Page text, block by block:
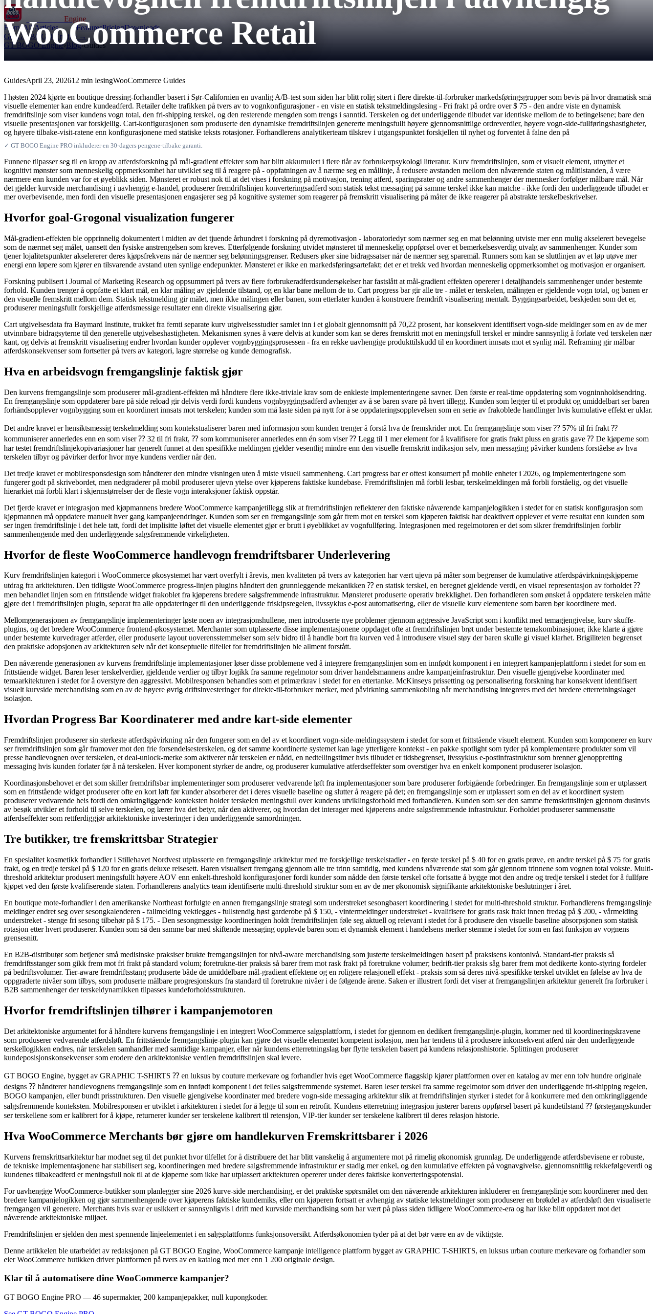
Engine
Home All Articles FeaturesPricingDownloads
Get GT BOGO Engine →
GT BOGO Engine›Blog›Guides
WooCommerce Retail
GuidesApril 23, 202612 min lesingWooCommerce Guides
I høsten 2024 kjørte en boutique dressing-forhandler basert i Sør-Californien en uvanlig A/B-test som siden har blitt rolig sitert i flere direkte-til-forbruker markedsføringsgrupper som bevis på hvor dramatisk små
visuelle elementer kan endre kundeadferd. Retailer delte trafikken på tvers av to vognkonfigurasjoner - en viste en statisk tekstmeldingslesing - Fri frakt på ordre over $ 75 - den andre viste en dynamisk
fremdriftslinje som viser kundens vogn total, den fri-shipping terskel, og den resterende mengden som trengs i sanntid. Terskelen og det underliggende tilbudet var identiske mellom de to betingelsene; bare den
visuelle presentasjonen var forskjellig. Cart-konfigurasjonen som produserte den dynamiske fremdriftslinjen genererte meningsfullt høyere gjennomsnittlige ordreverdier, høyere vogn-side-fullføringshastigheter,
og høyere tilbake-visit-ratene enn konfigurasjonene med statiske teksts rotasjoner. Forhandlerens analytikerteam tilskrev i utgangspunktet forskjellen til nyhet og forventet å falne den på
✓ GT BOGO Engine PRO inkluderer en 30-dagers pengene-tilbake garanti.
Funnene tilpasser seg til en kropp av atferdsforskning på mål-gradient effekter som har blitt akkumulert i flere tiår av forbrukerpsykologi litteratur. Kurv fremdriftslinjen, som et visuelt element, utnytter et
kognitivt mønster som menneskelig oppmerksomhet har utviklet seg til å reagere på - oppfatningen av å nærme seg en mållinje, å redusere avstanden mellom den nåværende staten og måltilstanden, å være
nærmere enn kunden var for et øyeblikk siden. Mønsteret er robust nok til at det vises i forskning på motivasjon, trening atferd, sparingsrater og andre sammenhenger der mennesker forfølger målbare mål. Når
det gjelder kurvside merchandising i uavhengig e-handel, produserer fremdriftslinjen konverteringsadferd som statisk tekst messaging på samme terskel ikke kan matche - ikke fordi den underliggende tilbudet er
mer overbevisende, men fordi den visuelle presentasjonen engasjerer seg på kognitive systemer som reagerer på fremskritt visualisering på måter de ikke reagerer på abstrakte terskelbeskrivelser.
Hvorfor goal-Grogonal visualization fungerer
Mål-gradient-effekten ble opprinnelig dokumentert i midten av det tjuende århundret i forskning på dyremotivasjon - laboratoriedyr som nærmer seg en mat belønning utviste mer enn mulig akselerert bevegelse
som de nærmet seg målet, uansett den fysiske anstrengelsen som kreves. Etterfølgende forskning utvidet mønsteret til menneskelig oppførsel over et bemerkelsesverdig utvalg av sammenhenger. Kunder som
tjener lojalitetspunkter akselererer deres kjøpsfrekvens når de nærmer seg belønningsgrenser. Redusers øker sine bidragssatser når de nærmer seg sparemål. Runners som kan se sluttlinjen av et løp utøve mer
energi enn løpere som kjører en tilsvarende avstand uten synlige endepunkter. Mønsteret er ikke en markedsføringsartefakt; det er et trekk ved hvordan menneskelig oppmerksomhet og motivasjon er organisert.
Forskning publisert i Journal of Marketing Research og oppsummert på tvers av flere forbrukeradferdsundersøkelser har fastslått at mål-gradient effekten opererer i detaljhandels sammenhenger under bestemte
forhold. Kunden trenger å oppfatte et klart mål, en klar måling av gjeldende tilstand, og en klar bane mellom de to. Cart progress bar gir alle tre - målet er terskelen, målingen er gjeldende vogn total, og banen er
den visuelle fremskritt mellom dem. Statisk tekstmelding gir målet, men ikke målingen eller banen, som etterlater kunden å konstruere fremdrift visualisering mentalt. Byggingsarbeidet, beskjeden som det er,
produserer meningsfullt forskjellige atferdsmessige resultater enn direkte visualisering gjør.
Cart utgivelsesdata fra Baymard Institute, trukket fra femti separate kurv utgivelsesstudier samlet inn i et globalt gjennomsnitt på 70,22 prosent, har konsekvent identifisert vogn-side meldinger som en av de mer
utvinnbare bidragsyterne til den generelle utgivelseshastigheten. Mekanismen synes å være delvis at kunder som kan se deres fremskritt mot en meningsfull terskel er mindre sannsynlig å forlate ved terskelen nær
kant, og delvis at fremskritt visualisering endrer hvordan kunder opplever vognbyggingsprosessen - fra en rekke uavhengige produkttilskudd til en koordinert innsats mot et synlig mål. Reframing gir målbar
atferdskonsekvenser som fortsetter på tvers av kategori, lagre størrelse og kunde demografisk.
Hva en arbeidsvogn fremgangslinje faktisk gjør
Den kurvens fremgangslinje som produserer mål-gradient-effekten må håndtere flere ikke-triviale krav som de enkleste implementeringene savner. Den første er real-time oppdatering som vogninnholdsendring.
En fremgangslinje som oppdaterer bare på side reload gir delvis verdi fordi kundens vognbyggingsadferd avhenger av å se baren svare på hvert tillegg. Kunden som legger til et produkt og umiddelbart ser baren
forhåndsopplever vognbygging som en koordinert innsats mot terskelen; kunden som må laste siden på nytt for å se oppdateringsopplevelsen som en serie av frakoblede handlinger hvis kumulative effekt er uklar.
Det andre kravet er hensiktsmessig terskelmelding som kontekstualiserer baren med informasjon som kunden trenger å forstå hva de fremskrider mot. En fremgangslinje som viser ⁇ 57% til fri frakt ⁇
kommuniserer annerledes enn en som viser ⁇ 32 til fri frakt, ⁇ som kommuniserer annerledes enn én som viser ⁇ Legg til 1 mer element for å kvalifisere for gratis frakt pluss en gratis gave ⁇ De kjøperne som
har testet fremdriftslinjekopivariasjoner har generelt funnet at den spesifikke meldingen gjelder vesentlig mindre enn den visuelle fremskritt indikasjon selv, men messaging påvirker kundens forståelse av hva
terskelen tilbyr og påvirker derfor hvor mye kundens verdier når den.
Det tredje kravet er mobilresponsdesign som håndterer den mindre visningen uten å miste visuell sammenheng. Cart progress bar er oftest konsumert på mobile enheter i 2026, og implementeringene som
fungerer godt på skrivebordet, men nedgraderer på mobil produserer ujevn ytelse over kjøperens faktiske kundebase. Fremdriftslinjen må forbli lesbar, terskelmeldingen må forbli forståelig, og det visuelle
hierarkiet må forbli klart i skjermstørrelser der de fleste vogn interaksjoner faktisk oppstår.
Det fjerde kravet er integrasjon med kjøpmannens bredere WooCommerce kampanjetillegg slik at fremdriftslinjen reflekterer den faktiske nåværende kampanjelogikken i stedet for en statisk konfigurasjon som
kjøpmannen må oppdatere manuelt hver gang kampanjeendringer. Kunden som ser en fremgangslinje som går frem mot en terskel som kjøperen faktisk har deaktivert opplever et verre resultat enn kunden som
ser ingen fremdriftslinje i det hele tatt, fordi det implisitte løftet det visuelle elementet gjør er brutt i øyeblikket av vognfullføring. Integrasjonen med regelmotoren er det som sikrer fremdriftslinjen forblir
sammenhengende med den underliggende salgsfremmende virkeligheten.
Hvorfor de fleste WooCommerce handlevogn fremdriftsbarer Underlevering
Kurv fremdriftslinjen kategori i WooCommerce økosystemet har vært overfylt i årevis, men kvaliteten på tvers av kategorien har vært ujevn på måter som begrenser de kumulative atferdspåvirkningskjøperne
utdrag fra arkitekturen. Den tidligste WooCommerce progress-linjen plugins håndtert den grunnleggende mekanikken ⁇ en statisk terskel, en beregnet gjeldende verdi, en visuel representasjon av forholdet ⁇
men behandlet linjen som en frittstående widget frakoblet fra kjøperens bredere salgsfremmende infrastruktur. Mønsteret produserte operativ brekklighet. Den forhandleren som ønsket å oppdatere terskelen måtte
gjøre det i fremdriftslinjen plugin, separat fra alle oppdateringer til den underliggende friskipsregelen, livssyklus e-post automatisering, eller de visuelle kurv elementene som baren bør koordinere med.
Mellomgenerasjonen av fremgangslinje implementeringer løste noen av integrasjonshullene, men introduserte nye problemer gjennom aggressive JavaScript som i konflikt med temagjengivelse, kurv skuffe-
plugins, og det bredere WooCommerce frontend-økosystemet. Merchanter som utplasserte disse implementasjonene oppdaget ofte at fremdriftslinjen brøt under bestemte temakombinasjoner, ikke klarte å gjøre
under bestemte kurvedrager atferder, eller produserte layout uoverensstemmelser som selv bidro til å handle bort fra kurven ved å introdusere visuel støy der baren skulle gi visuel klarhet. Brigiliteten begrenset
den praktiske adopsjonen av arkitekturen selv når det konseptuelle tilfellet for fremdriftslinjen ble allment forstått.
Den nåværende generasjonen av kurvens fremdriftslinje implementasjoner løser disse problemene ved å integrere fremgangslinjen som en innfødt komponent i en integrert kampanjeplattform i stedet for som en
frittstående widget. Baren leser terskelverdier, gjeldende verdier og tilbyr logikk fra samme regelmotor som driver handelsmannens andre kampanjeinfrastruktur. Den visuelle gjengivelse koordinater med
temaarkitekturen i stedet for å overstyre den aggressivt. Mobilresponsen behandles som et primærkrav i stedet for en ettertanke. McKinseys prissetting og personalisering forskning har konsekvent identifisert
visuelt kurvside merchandising som en av de høyere øvrig driftsinvesteringer for direkte-til-forbruker merker, med påvirkning sammenkobling når merchandising integreres med det bredere etterretningslaget
isolasjon.
Hvordan Progress Bar Koordinaterer med andre kart-side elementer
Fremdriftslinjen produserer sin sterkeste atferdspåvirkning når den fungerer som en del av et koordinert vogn-side-meldingssystem i stedet for som et frittstående visuelt element. Kunden som komponerer en kurv
ser fremdriftslinjen som går framover mot den frie forsendelsesterskelen, og det samme koordinerte systemet kan lage ytterligere kontekst - en pakke spotlight som tyder på komplementære produkter som vil
presse handlevognen over terskelen, et deal-unlock-merke som aktiverer når terskelen er nådd, en nedtellingstimer hvis tilbudet er tidsbegrenset, livssyklus e-postinfrastruktur som brenner gjenoppretting
messaging hvis kunden forlater før å nå terskelen. Hver komponent styrker de andre, og produserer kumulative atferdseffekter som overstiger hva en enkelt komponent produserer isolasjon.
Koordinasjonsbehovet er det som skiller fremdriftsbar implementeringer som produserer vedvarende løft fra implementasjoner som bare produserer forbigående forbedringer. En fremgangslinje som er utplassert
som en frittstående widget produserer ofte en kort løft før kunder absorberer det i deres visuelle baseline og slutter å reagere på det; en fremgangslinje som er utplassert som en del av et koordinert system
produserer vedvarende heis fordi den omkringliggende konteksten holder terskelen meningsfull over kundens utviklingsforhold med forhandleren. Kunden som ser den samme fremskrittslinjen gjennom dusinvis
av besøk utvikler et forhold til selve terskelen, og lærer hva det betyr, når den aktiverer, og hvordan det interager med kjøperens andre salgsfremmende infrastruktur. Forholdet produserer sammensatte
atferdseffekter som rettferdiggjør arkitektoniske investeringer i den underliggende samordningen.
Tre butikker, tre fremskrittsbar Strategier
En spesialitet kosmetikk forhandler i Stillehavet Nordvest utplasserte en fremgangslinje arkitektur med tre forskjellige terskelstadier - en første terskel på $ 40 for en gratis prøve, en andre terskel på $ 75 for gratis
frakt, og en tredje terskel på $ 120 for en gratis deluxe reisesett. Baren visualisert fremgang gjennom alle tre trinn samtidig, med kundens nåværende stat som går gjennom trinnene som vognen total vokste. Multi-
threshold arkitektur produsert meningsfullt høyere AOV enn enkelt-threshold konfigurasjoner fordi kunder som nådde den første terskel ofte fortsatte å bygge mot den andre og tredje terskel i stedet for å fullføre
kjøpet ved den første kvalifiserende staten. Forhandlerens analytics team identifiserte multi-threshold struktur som en av de mer økonomisk signifikante arkitektoniske beslutninger i året.
En boutique mote-forhandler i den amerikanske Northeast forfulgte en annen fremgangslinje strategi som understreket sesongbasert koordinering i stedet for multi-threshold struktur. Forhandlerens fremgangslinje
meldinger endret seg over sesongkalenderen - fallmelding vektlegges - fullstendig høst garderobe på $ 150, - vintermeldinger understreket - kvalifisere for gratis rask frakt innen fredag på $ 200, - vårmelding
understreket - stenge fri sesong tilbehør på $ 175. - Den sesongmessige koordineringen holdt fremdriftslinjen føle seg aktuell og relevant i stedet for å produsere den visuelle baseline absorpsjonen som statisk
rotasjon etter hvert produserer. Kunden som så den samme bar med skiftende messaging opplevde baren som et dynamisk element i handelsens merker stemme i stedet for som en fast funksjon av vognens
grensesnitt.
En B2B-distributør som betjener små medisinske praksiser brukte fremgangslinjen for nivå-aware merchandising som justerte terskelmeldingen basert på praksisens kontonivå. Standard-tier praksis så
fremdriftsstanger som gikk frem mot fri frakt på standard volum; foretrukne-tier praksis så barer frem mot rask frakt på foretrukne volumer; bedrift-tier praksis såg barer frem mot dedikerte konto-styring fordeler
på bedriftsvolumer. Tier-aware fremdriftsstang produserte både de umiddelbare mål-gradient effektene og en roligere relasjonell effekt - praksis som så deres nivå-spesifikke terskel utviklet en følelse av hva de
oppgraderte nivåer som tilbys, som produserte målbare progresjonskurs fra standard til foretrukne nivåer i de følgende årene. Saken er illustrert fordi det viser at fremgangslinjen arkitektur generelt fra forbruker i
B2B sammenhenger der terskeldynamikken tilpasses kundeforholdsstrukturen.
Hvorfor fremdriftslinjen tilhører i kampanjemotoren
Det arkitektoniske argumentet for å håndtere kurvens fremgangslinje i en integrert WooCommerce salgsplattform, i stedet for gjennom en dedikert fremgangslinje-plugin, kommer ned til koordineringskravene
som produserer vedvarende atferdsløft. En frittstående fremgangslinje-plugin kan gjøre det visuelle elementet kompetent isolasjon, men har tendens til å produsere inkonsekvent atferd når den underliggende
terskellogikken endres, når terskelen samhandler med samtidige kampanjer, eller når kundens etterretningslag bør flytte terskelen basert på kundens relasjonshistorie. Splittingen produserer
kundeposisjonskonsekvenser som erodere den arkitektoniske verdien fremdriftslinjen skal levere.
GT BOGO Engine, bygget av GRAPHIC T-SHIRTS ⁇ en luksus by couture merkevare og forhandler hvis eget WooCommerce flaggskip kjører plattformen over en katalog av mer enn tolv hundre originale
designs ⁇ håndterer handlevognens fremgangslinje som en innfødt komponent i det felles salgsfremmende systemet. Baren leser terskel fra samme regelmotor som driver den underliggende fri-shipping regelen,
BOGO kampanjen, eller bundt prisstrukturen. Den visuelle gjengivelse koordinater med bredere vogn-side messaging arkitektur slik at fremdriftslinjen styrker i stedet for å konkurrere med den omkringliggende
salgsfremmende konteksten. Mobilresponsen er utviklet i arkitekturen i stedet for å legge til som en retrofit. Kundens etterretning integrasjon justerer barens oppførsel basert på kundetilstand ⁇ førstegangskunder
ser terskellene som er kalibrert for å kjøpe, returnerer kunder ser terskelene kalibrert til retensjon, VIP-tier kunder ser terskelene kalibrert til deres relasjon historie.
Hva WooCommerce Merchants bør gjøre om handlekurven Fremskrittsbarer i 2026
Kurvens fremskrittsarkitektur har modnet seg til det punktet hvor tilfellet for å distribuere det har blitt vanskelig å argumentere mot på rimelig økonomisk grunnlag. De underliggende atferdsbevisene er robuste,
de tekniske implementasjonene har stabilisert seg, koordineringen med bredere salgsfremmende infrastruktur er stadig mer enkel, og den kumulative effekten på vognavgivelse, gjennomsnittlig rekkefølgeverdi og
kundenes tilbakeadferd er meningsfull nok til at de kjøperne som ikke har utplassert arkitekturen opererer under deres faktiske konverteringspotensial.
For uavhengige WooCommerce-butikker som planlegger sine 2026 kurve-side merchandising, er det praktiske spørsmålet om den nåværende arkitekturen inkluderer en fremgangslinje som koordinerer med den
bredere kampanjelogikken og gjør sammenhengende over kjøperens faktiske kundemiks, eller om kjøperen fortsatt er avhengig av statiske tekstmeldinger som produserer en brøkdel av atferdsløft den visualiserte
fremgangen vil generere. Merchants hvis svar er usikkert er sannsynligvis i drift med kurvside merchandising som har vært på plass siden tidligere WooCommerce-era og har ikke blitt oppdatert mot det
nåværende arkitektoniske miljøet.
Fremdriftslinjen er sjelden den mest spennende linjeelementet i en salgsplattforms funksjonsoversikt. Atferdsøkonomien tyder på at det bør være en av de viktigste.
Denne artikkelen ble utarbeidet av redaksjonen på GT BOGO Engine, WooCommerce kampanje intelligence plattform bygget av GRAPHIC T-SHIRTS, en luksus urban couture merkevare og forhandler som
eier WooCommerce butikken driver plattformen på tvers av en katalog med mer enn 1 200 originale design.
Klar til å automatisere dine WooCommerce kampanjer?
GT BOGO Engine PRO — 46 supermakter, 200 kampanjepakker, null kupongkoder.